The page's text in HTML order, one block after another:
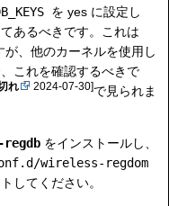
を yes に設定し
あるべきです。これは
、他のカーネルを使用し
これを確認するべきで
れ 2024-07-30]で見られま
をインストールし、
wireless-regdom
してください。